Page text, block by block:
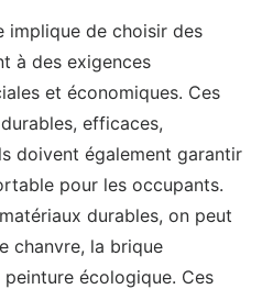
implique de choisir des
à des exigences
et économiques. Ces
efficaces,
doivent également garantir
pour les occupants.
durables, on peut
chanvre, la brique
écologique. Ces